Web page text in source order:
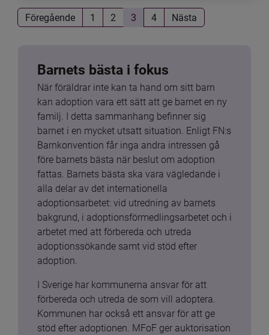
Föregående 1 2 3 4 Nästa
Barnets bästa i fokus
När föräldrar inte kan ta hand om sitt barn
kan adoption vara ett sätt att ge barnet en ny
familj. I detta sammanhang befinner sig
barnet i en mycket utsatt situation. Enligt FN:s
Barnkonvention får inga andra intressen gå
före barnets bästa när beslut om adoption
fattas. Barnets bästa ska vara vägledande i
alla delar av det internationella
adoptionsarbetet: vid utredning av barnets
bakgrund, i adoptionsförmedlingsarbetet och i
arbetet med att förbereda och utreda
adoptionssökande samt vid stöd efter
adoption.
I Sverige har kommunerna ansvar för att
förbereda och utreda de som vill adoptera.
Kommunen har också ett ansvar för att ge
stöd efter adoptionen. MFoF ger auktorisation